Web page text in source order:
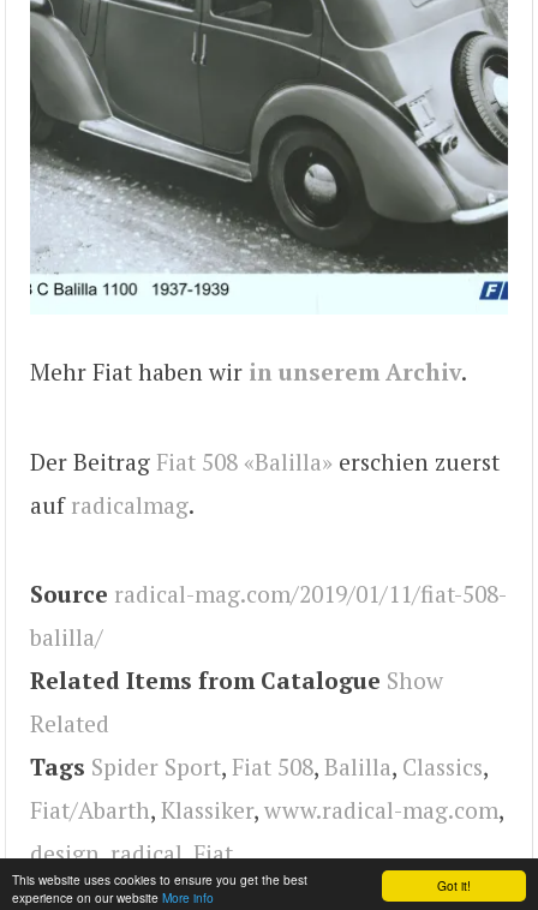
Got it!
This website uses cookies to ensure you get the best
experience on our website More info
Mehr Fiat haben wir in unserem Archiv.
Der Beitrag Fiat 508 «Balilla» erschien zuerst
auf radicalmag.
Source radical-mag.com/2019/01/11/fiat-508-
balilla/
Related Items from Catalogue Show
Related
Tags Spider Sport, Fiat 508, Balilla, Classics,
Fiat/Abarth, Klassiker, www.radical-mag.com,
design,radical,Fiat